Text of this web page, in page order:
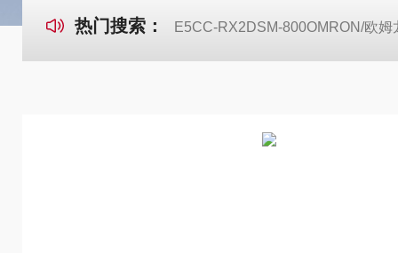
热门搜索： E5CC-RX2DSM-800OMRON/欧